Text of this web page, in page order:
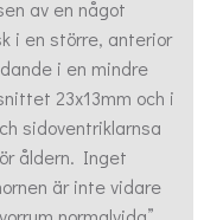
av en något
i en större, anterior
i en mindre
23x13mm och i
sidoventriklarnsa
åldern. Inget
är inte vidare